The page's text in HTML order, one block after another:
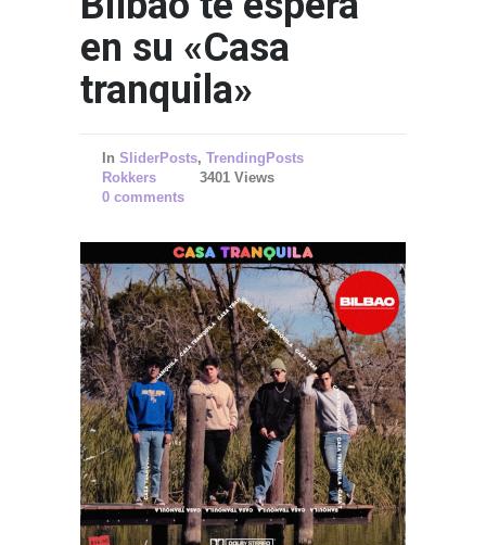
en su «Casa
tranquila»
In SliderPosts, TrendingPosts
Rokkers
3401 Views
0 comments